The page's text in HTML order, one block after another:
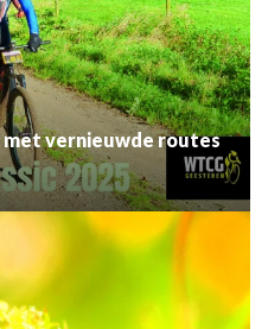
Vasser Heuvelen Classic met vernieuwde routes